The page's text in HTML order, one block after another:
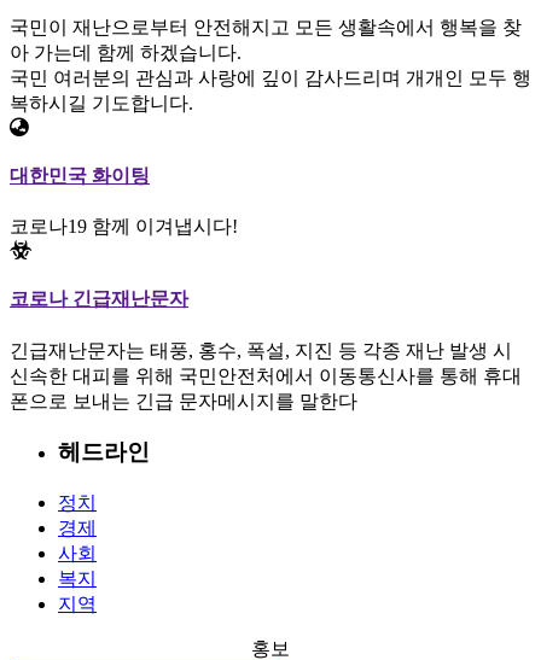
국민이 재난으로부터 안전해지고 모든 생활속에서 행복을 찾
아 가는데 함께 하겠습니다.
국민 여러분의 관심과 사랑에 깊이 감사드리며 개개인 모두 행
복하시길 기도합니다.
대한민국 화이팅
코로나19 함께 이겨냅시다!
코로나 긴급재난문자
긴급재난문자는 태풍, 홍수, 폭설, 지진 등 각종 재난 발생 시
신속한 대피를 위해 국민안전처에서 이동통신사를 통해 휴대
폰으로 보내는 긴급 문자메시지를 말한다
헤드라인
정치
경제
사회
복지
지역
홍보